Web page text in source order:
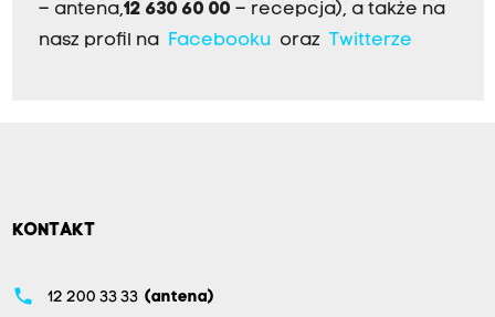
– antena,12 630 60 00 – recepcja), a także na
nasz profil na Facebookuoraz Twitterze
KONTAKT
phone 12 200 33 33 (antena)